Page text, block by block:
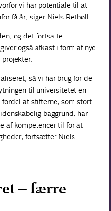
vi har potentiale til at
få år, siger Niels Retbøll.
og det fortsatte
også afkast i form af nye
så vi har brug for de
til universitetet en
at stifterne, som stort
baggrund, har
af kompetencer til for at
fortsætter Niels
– færre